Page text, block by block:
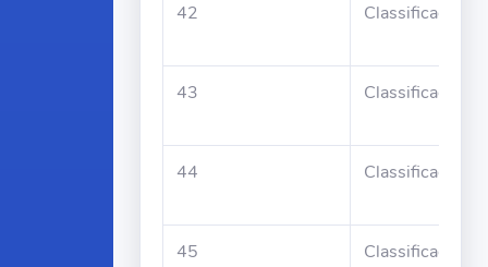
42 Classificado
43 Classificado
44 Classificado
45 Classificado